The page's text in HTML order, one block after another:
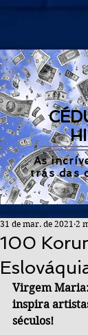
As
trás das
100
31 de mar. de 2021 2
Virgem
inspira
séculos!